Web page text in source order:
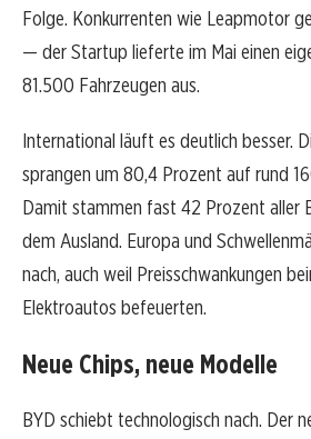
Folge. Konkurrenten wie Leapmotor
— der Startup lieferte im Mai einen
81.500 Fahrzeugen aus.
International läuft es deutlich besser.
sprangen um 80,4 Prozent auf rund
Damit stammen fast 42 Prozent aller
dem Ausland. Europa und
nach, auch weil Preisschwankungen
Elektroautos befeuerten.
Neue Chips, neue Modelle
BYD schiebt technologisch nach. Der